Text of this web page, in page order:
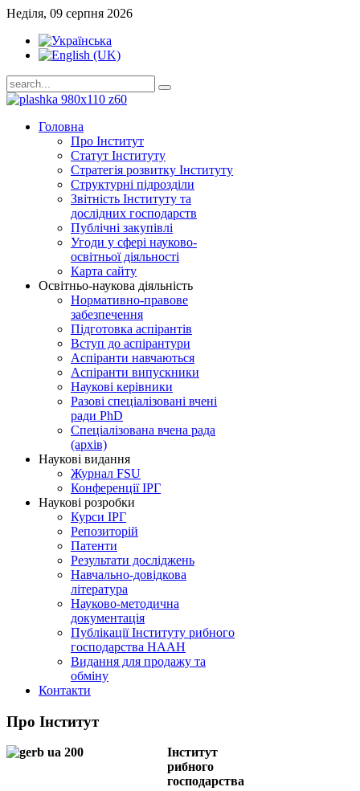
Неділя, 09 серпня 2026
Головна
Про Інститут
Статут Інституту
Стратегія розвитку Інституту
Структурні підрозділи
Звітність Інституту та
дослідних господарств
Публічні закупівлі
Угоди у сфері науково-
освітньої діяльності
Карта сайту
Освітньо-наукова діяльність
Нормативно-правове
забезпечення
Підготовка аспірантів
Вступ до аспірантури
Аспіранти навчаються
Аспіранти випускники
Наукові керівники
Разові спеціалізовані вчені
ради PhD
Спеціалізована вчена рада
(архів)
Наукові видання
Журнал FSU
Конференції ІРГ
Наукові розробки
Курси ІРГ
Репозиторій
Патенти
Результати досліджень
Навчально-довідкова
література
Науково-методична
документація
Публікації Інституту рибного
господарства НААН
Видання для продажу та
обміну
Контакти
Про Інститут
Інститут
рибного
господарства